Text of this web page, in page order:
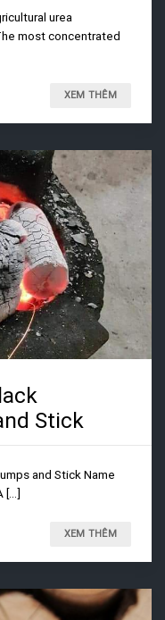
urea
most concentrated
XEM THÊM
Stick
and Stick Name
[...]
XEM THÊM